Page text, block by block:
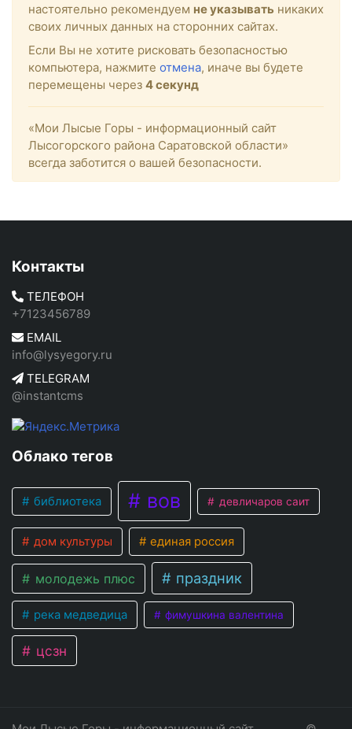
настоятельно рекомендуем не указывать никаких
своих личных данных на сторонних сайтах.
Если Вы не хотите рисковать безопасностью
компьютера, нажмите отмена, иначе вы будете
перемещены через 4секунд
«Мои Лысые Горы - информационный сайт
Лысогорского района Саратовской области»
всегда заботится о вашей безопасности.
Контакты
ТЕЛЕФОН
+7123456789
EMAIL
info@lysyegory.ru
TELEGRAM
@instantcms
Облако тегов
библиотека вов девличаров саит
дом культуры единая россия
молодежь плюс праздник
река медведица фимушкина валентина
цсзн